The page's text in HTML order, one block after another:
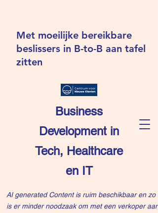
Business
Development in
Tech, Healthcare
en IT
Met moeilijke bereikbare
beslissers in B-to-B aan tafel
zitten
AI generated Content is ruim beschikbaar en zo
is er minder noodzaak om met een verkoper aan